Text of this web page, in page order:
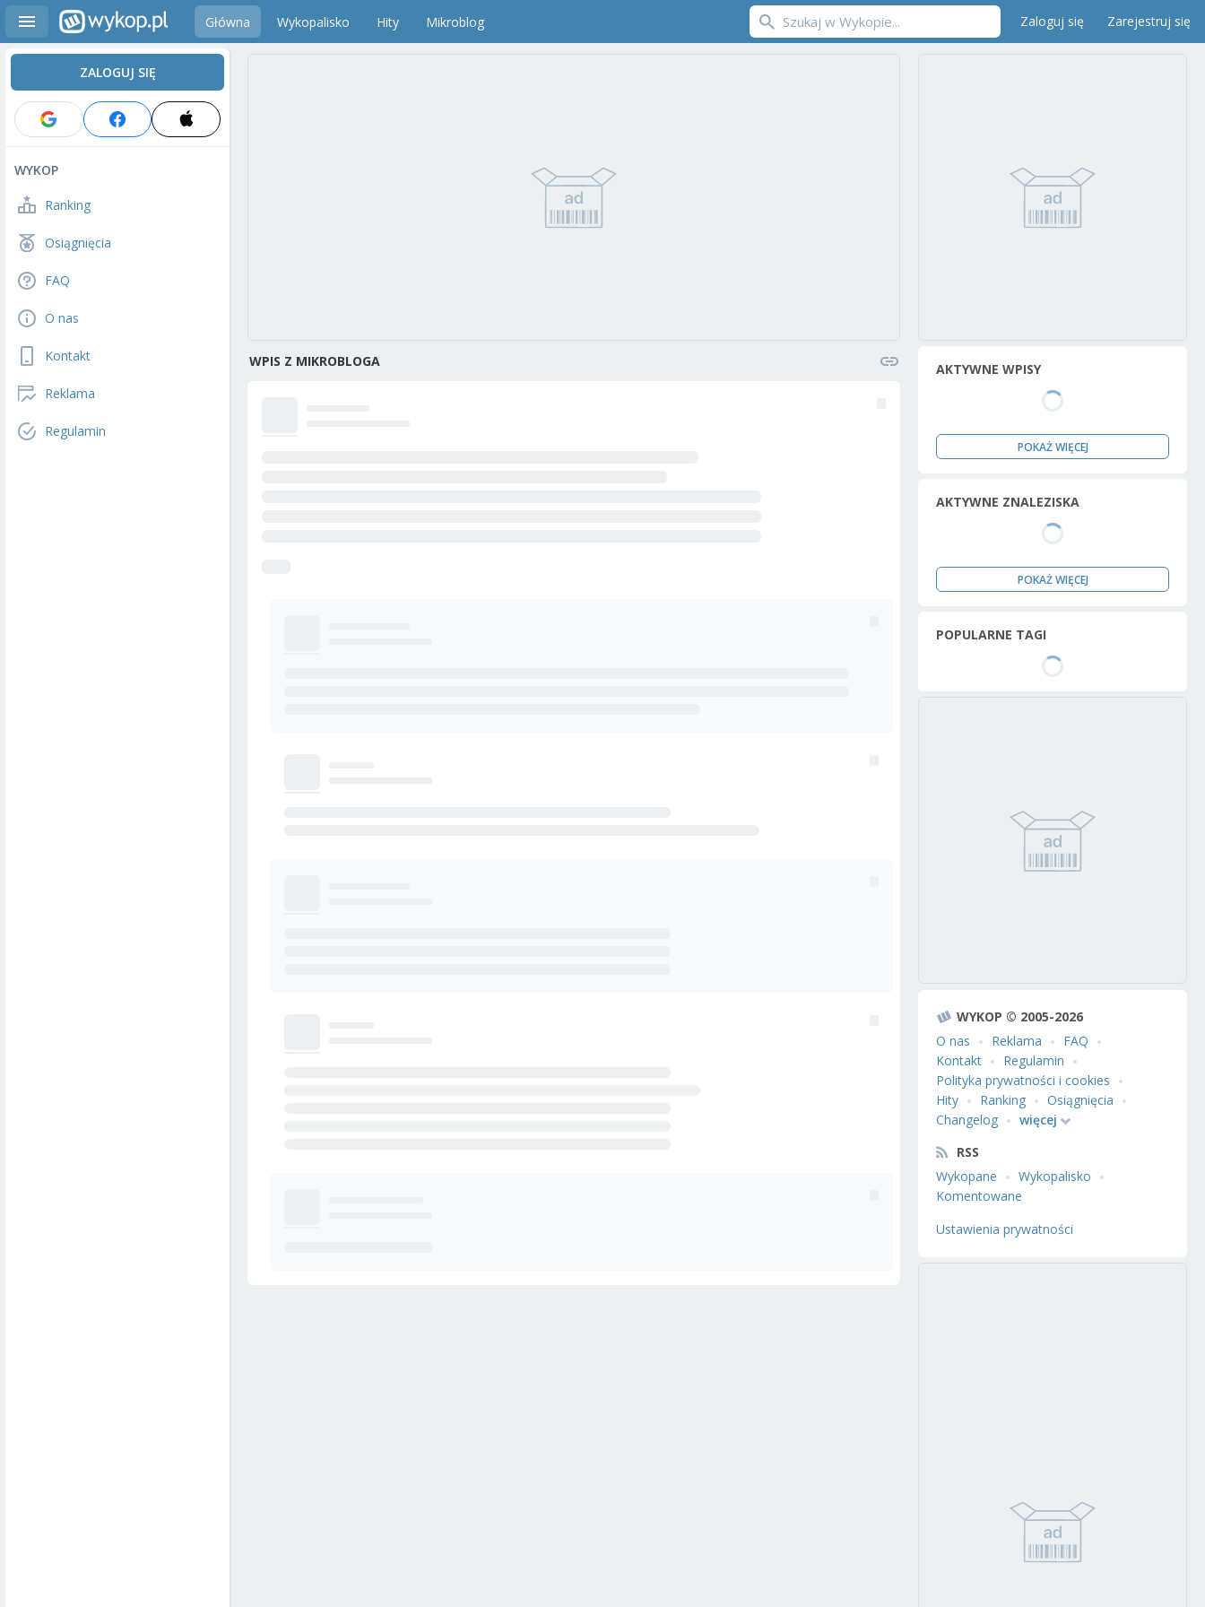
Główna Wykopalisko Hity Mikroblog Zaloguj się Zarejestruj się
ZALOGUJ SIĘ
WYKOP
Ranking
Osiągnięcia
FAQ
O nas
Kontakt
Reklama
Regulamin
WPIS Z MIKROBLOGA AKTYWNE WPISY
POKAŻ WIĘCEJ
AKTYWNE ZNALEZISKA
POKAŻ WIĘCEJ
POPULARNE TAGI
WYKOP © 2005-2026
O nas
Reklama
FAQ
Kontakt
Regulamin
Polityka prywatności i cookies
Hity
Ranking
Osiągnięcia
Changelog
więcej
RSS
Wykopane
Wykopalisko
Komentowane
Ustawienia prywatności